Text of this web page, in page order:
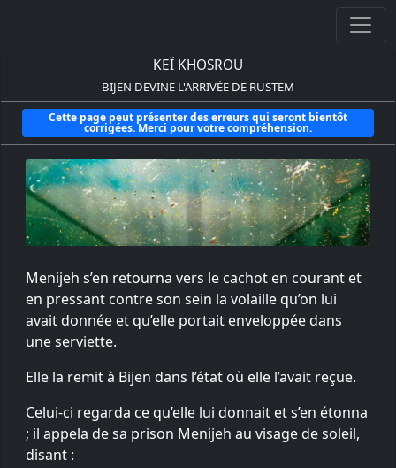
KEÏ KHOSROU
BIJEN DEVINE L'ARRIVÉE DE RUSTEM
Cette page peut présenter des erreurs qui seront bientôt
corrigées. Merci pour votre compréhension.
Menijeh s’en retourna vers le cachot en courant et
en pressant contre son sein la volaille qu’on lui
avait donnée et qu’elle portait enveloppée dans
une serviette.
Elle la remit à Bijen dans l’état où elle l’avait reçue.
Celui-ci regarda ce qu’elle lui donnait et s’en étonna
; il appela de sa prison Menijeh au visage de soleil,
disant :